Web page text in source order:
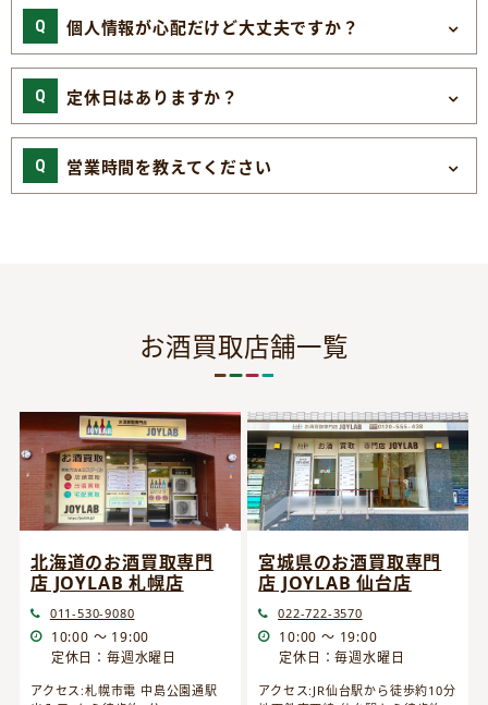
個人情報が心配だけど大丈夫ですか？
定休日はありますか？
営業時間を教えてください
お酒買取店舗一覧
北海道のお酒買取専門
店 JOYLAB 札幌店
011-530-9080
10:00 ～ 19:00
定休日：毎週水曜日
アクセス:札幌市電 中島公園通駅
宮城県のお酒買取専門
店 JOYLAB 仙台店
022-722-3570
10:00 ～ 19:00
定休日：毎週水曜日
アクセス:JR仙台駅から徒歩約10分